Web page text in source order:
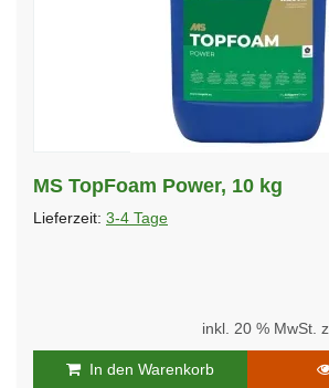
MS TopFoam Power, 10 kg
Lieferzeit: 3-4 Tage
inkl. 20 % MwSt.
In den Warenkorb